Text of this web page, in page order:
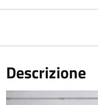
Descrizione